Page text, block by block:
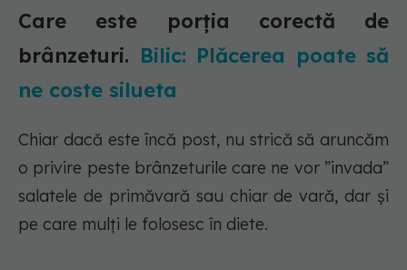
Care este porția corectă de
brânzeturi. Bilic: Plăcerea poate să
ne coste silueta
Chiar dacă este încă post, nu strică să aruncăm
o privire peste brânzeturile care ne vor ”invada”
salatele de primăvară sau chiar de vară, dar și
pe care mulți le folosesc în diete.